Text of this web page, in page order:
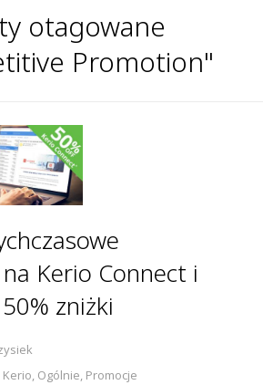
otagowane
Promotion"
Kerio Connect i
zniżki
Kerio, Ogólnie, Promocje